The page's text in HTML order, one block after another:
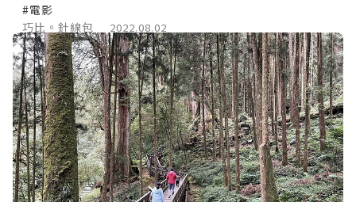
#電影
巧比。針線包
2022.08.02